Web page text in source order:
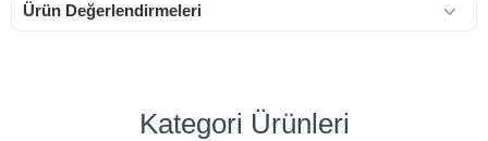
Ürün Değerlendirmeleri
Kategori Ürünleri